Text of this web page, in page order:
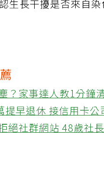
生長干擾是否來自
？家事達人教1分鐘
早退休 接信用卡
絕社群網站 48歲社